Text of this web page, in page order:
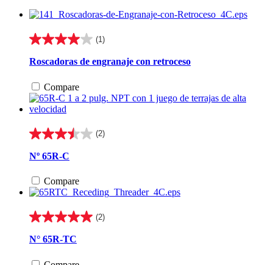
(1)
4.0
5
1
reseña
Roscadoras de engranaje con retroceso
Compare
(2)
3.5
5
2
reseñas
Nº 65R-C
Compare
(2)
5.0
5
N° 65R-TC